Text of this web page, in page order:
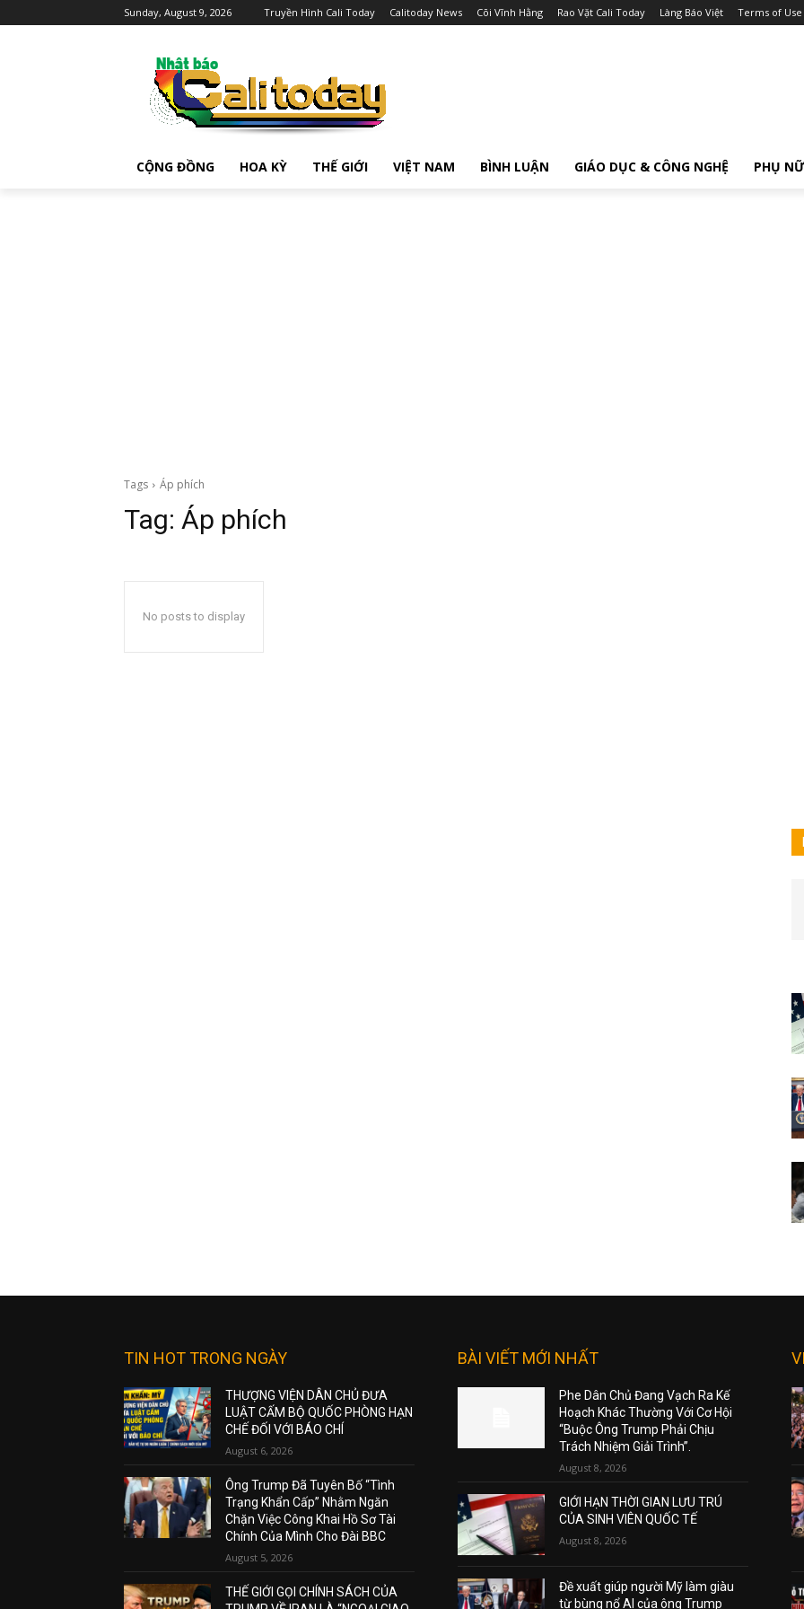
Sunday, August 9, 2026 Truyền Hình Cali Today Calitoday News Cõi Vĩnh Hằng Rao Vặt Cali Today Làng Báo Việt Terms of Use
CỘNG ĐỒNG HOA KỲ THẾ GIỚI VIỆT NAM BÌNH LUẬN GIÁO DỤC & CÔNG NGHỆ PHỤ NỮ
Tags Áp phích
Tag: Áp phích
No posts to display
TIN HOT TRONG NGÀY
THƯỢNG VIỆN DÂN CHỦ ĐƯA
LUẬT CẤM BỘ QUỐC PHÒNG HẠN
CHẾ ĐỐI VỚI BÁO CHÍ
August 6, 2026
Ông Trump Đã Tuyên Bố “Tình
Trạng Khẩn Cấp” Nhằm Ngăn
Chặn Việc Công Khai Hồ Sơ Tài
Chính Của Mình Cho Đài BBC
August 5, 2026
THẾ GIỚI GỌI CHÍNH SÁCH CỦA
BÀI VIẾT MỚI NHẤT
Phe Dân Chủ Đang Vạch Ra Kế
Hoạch Khác Thường Với Cơ Hội
“Buộc Ông Trump Phải Chịu
Trách Nhiệm Giải Trình”.
August 8, 2026
GIỚI HẠN THỜI GIAN LƯU TRÚ
CỦA SINH VIÊN QUỐC TẾ
August 8, 2026
Đề xuất giúp người Mỹ làm giàu
từ bùng nổ AI của ông Trump